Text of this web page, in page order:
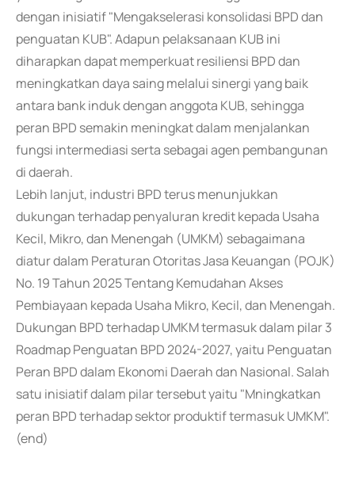
dengan inisiatif "Mengakselerasi konsolidasi BPD dan
penguatan KUB". Adapun pelaksanaan KUB ini
diharapkan dapat memperkuat resiliensi BPD dan
meningkatkan daya saing melalui sinergi yang baik
antara bank induk dengan anggota KUB, sehingga
peran BPD semakin meningkat dalam menjalankan
fungsi intermediasi serta sebagai agen pembangunan
di daerah.
Lebih lanjut, industri BPD terus menunjukkan
dukungan terhadap penyaluran kredit kepada Usaha
Kecil, Mikro, dan Menengah (UMKM) sebagaimana
diatur dalam Peraturan Otoritas Jasa Keuangan (POJK)
No. 19 Tahun 2025 Tentang Kemudahan Akses
Pembiayaan kepada Usaha Mikro, Kecil, dan Menengah.
Dukungan BPD terhadap UMKM termasuk dalam pilar 3
Roadmap Penguatan BPD 2024-2027, yaitu Penguatan
Peran BPD dalam Ekonomi Daerah dan Nasional. Salah
satu inisiatif dalam pilar tersebut yaitu "Mningkatkan
peran BPD terhadap sektor produktif termasuk UMKM".
(end)